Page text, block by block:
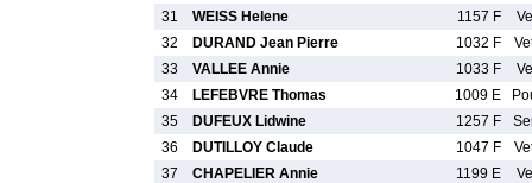
31
WEISS Helene 1157 F
32
DURAND Jean Pierre 1032 F
33
VALLEE Annie 1033 F
34
LEFEBVRE Thomas 1009 E
35
DUFEUX Lidwine 1257 F
36
DUTILLOY Claude 1047 F
37
CHAPELIER Annie 1199 E